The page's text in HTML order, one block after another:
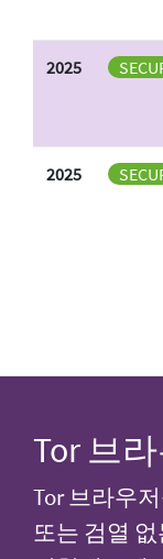
2025
2025
Tor 브
Tor 브라우
또는 검열